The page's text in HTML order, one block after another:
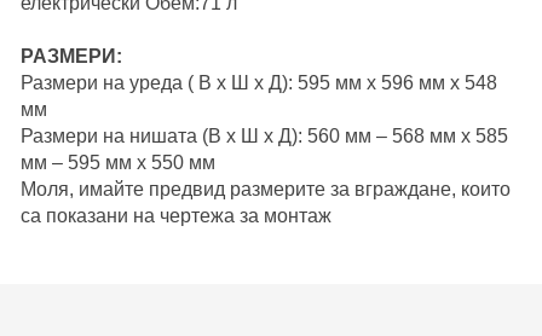
РАЗМЕРИ:
Размери на уреда ( В x Ш x Д): 595 мм x 596 мм x 548
мм
Размери на нишата (В x Ш x Д): 560 мм – 568 мм x 585
мм – 595 мм x 550 мм
Моля, имайте предвид размерите за вграждане, които
са показани на чертежа за монтаж